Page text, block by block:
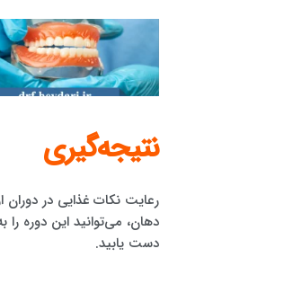
نتیجه‌گیری
رعایت نکات غذایی در
دهان، می‌توانید این دوره
دست یابید.